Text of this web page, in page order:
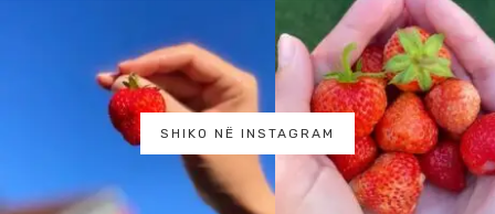
SHIKO NË INSTAGRAM